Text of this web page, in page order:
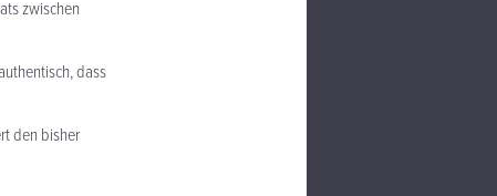
zwischen
dass
den bisher